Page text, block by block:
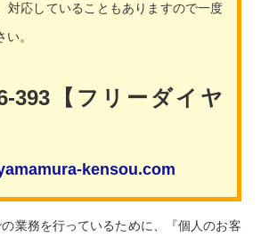
対応していることもありますので一度
。
393【フリーダイヤ
kensou.com
業務を行っているために、『個人のお客